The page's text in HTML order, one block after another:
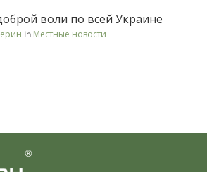
воли по всей Украине
In Местные новости
®